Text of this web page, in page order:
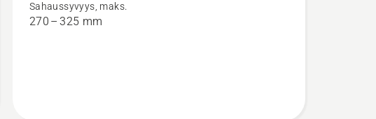
RingSahaussyvyys, maks.
270 – 325 mm